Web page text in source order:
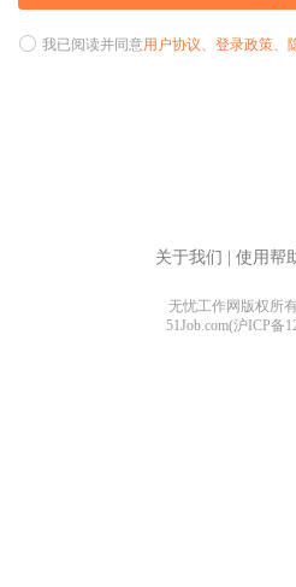
我已阅读并同意用户协议、 登录政策、
关于我们 使用帮
无忧工作网版权所
51Job.com(沪ICP备